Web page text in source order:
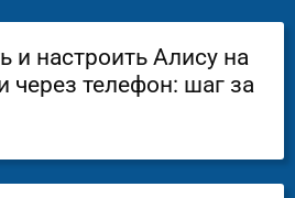
и настроить Алису на
через телефон: шаг за